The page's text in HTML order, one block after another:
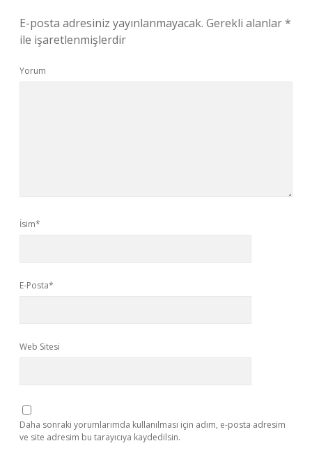
E-posta adresiniz yayınlanmayacak. Gerekli alanlar*
ile işaretlenmişlerdir
Yorum
İsim*
E-Posta*
Web Sitesi
Daha sonraki yorumlarımda kullanılması için adım, e-posta adresim
ve site adresim bu tarayıcıya kaydedilsin.